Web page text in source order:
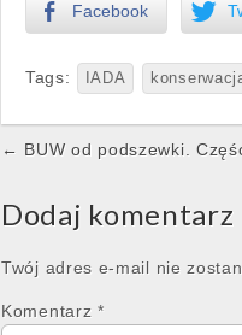
Facebook
Tags: IADA
Post
← BUW od podszewki.
Dodaj komentarz
Twój adres e-mail nie
Komentarz *